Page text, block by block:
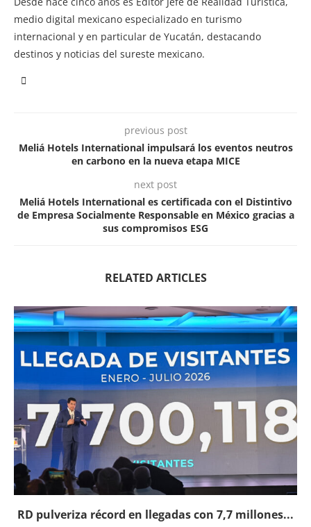
medio digital mexicano especializado en turismo
internacional y en particular de Yucatán, destacando
destinos y noticias del sureste mexicano.
previous post
Meliá Hotels International impulsará los eventos neutros
en carbono en la nueva etapa MICE
next post
Meliá Hotels International es certificada con el Distintivo
de Empresa Socialmente Responsable en México gracias a
sus compromisos ESG
RELATED ARTICLES
RD pulveriza récord en llegadas con 7,7 millones...